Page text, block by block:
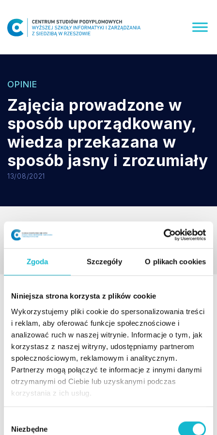
Zgoda Szczegóły O plikach cookies
Niniejsza strona korzysta z plików cookie
Wykorzystujemy pliki cookie do spersonalizowania treści
i reklam, aby oferować funkcje społecznościowe i
analizować ruch w naszej witrynie. Informacje o tym, jak
korzystasz z naszej witryny, udostępniamy partnerom
społecznościowym, reklamowym i analitycznym.
Partnerzy mogą połączyć te informacje z innymi danymi
otrzymanymi od Ciebie lub uzyskanymi podczas
korzystania z ich usług.
Niezbędne
content
OPINIE
Zajęcia prowadzone w
sposób uporządkowany,
wiedza przekazana w
sposób jasny i zrozumiały
13/08/2021
AKTUALNOŚCI
20% zniżki dla absolwentów
Absolwenci studiów podyplomowych WSIiZ mogą
skorzystać z 20% zniżki na czesne za kolejny wybrany
kierunek studiów podyplomowych.